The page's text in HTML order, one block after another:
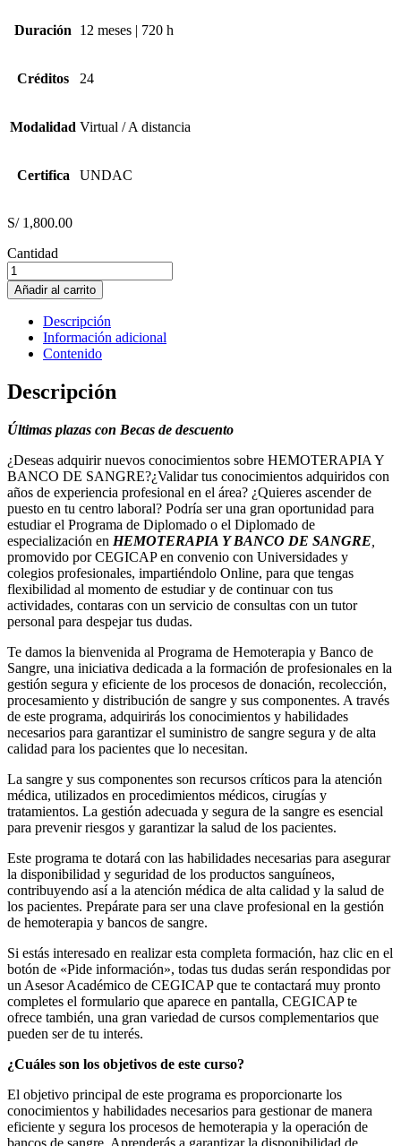
Duración 12 meses | 720 h
Créditos 24
Modalidad Virtual / A distancia
Certifica UNDAC
S/1,800.00
Cantidad
HEMOTERAPIA
Y
BANCO
SANGRE
cantidad
Añadir al carrito
Descripción
Información adicional
Contenido
Descripción
Últimas plazas con Becas de descuento
¿Deseas adquirir nuevos conocimientos sobre HEMOTERAPIA Y
BANCO DE SANGRE?¿Validar tus conocimientos adquiridos con
años de experiencia profesional en el área? ¿Quieres ascender de
puesto en tu centro laboral? Podría ser una gran oportunidad para
estudiar el Programa de Diplomado o el Diplomado de
especialización en HEMOTERAPIA Y BANCO DE SANGRE
promovido por CEGICAP en convenio con Universidades y
colegios profesionales, impartiéndolo Online, para que tengas
flexibilidad al momento de estudiar y de continuar con tus
actividades, contaras con un servicio de consultas con un tutor
personal para despejar tus dudas.
Te damos la bienvenida al Programa de Hemoterapia y Banco de
Sangre, una iniciativa dedicada a la formación de profesionales en la
gestión segura y eficiente de los procesos de donación, recolección,
procesamiento y distribución de sangre y sus componentes. A través
de este programa, adquirirás los conocimientos y habilidades
necesarios para garantizar el suministro de sangre segura y de alta
calidad para los pacientes que lo necesitan.
La sangre y sus componentes son recursos críticos para la atención
médica, utilizados en procedimientos médicos, cirugías y
tratamientos. La gestión adecuada y segura de la sangre es esencial
para prevenir riesgos y garantizar la salud de los pacientes.
Este programa te dotará con las habilidades necesarias para asegurar
la disponibilidad y seguridad de los productos sanguíneos,
contribuyendo así a la atención médica de alta calidad y la salud de
los pacientes. Prepárate para ser una clave profesional en la gestión
de hemoterapia y bancos de sangre.
Si estás interesado en realizar esta completa formación, haz clic en el
botón de «Pide información», todas tus dudas serán respondidas por
un Asesor Académico de CEGICAP que te contactará muy pronto
completes el formulario que aparece en pantalla, CEGICAP te
ofrece también, una gran variedad de cursos complementarios que
pueden ser de tu interés.
¿Cuáles son los objetivos de este curso?
El objetivo principal de este programa es proporcionarte los
conocimientos y habilidades necesarios para gestionar de manera
eficiente y segura los procesos de hemoterapia y la operación de
bancos de sangre. Aprenderás a garantizar la disponibilidad de